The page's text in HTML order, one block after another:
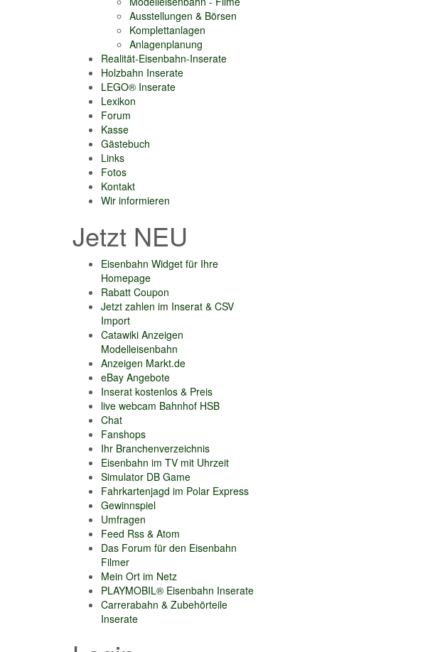
Ausstellungen & Börsen
Komplettanlagen
Anlagenplanung
Realität-Eisenbahn-Inserate
Holzbahn Inserate
LEGO® Inserate
Lexikon
Forum
Kasse
Gästebuch
Links
Fotos
Kontakt
Wir informieren
Jetzt NEU
Eisenbahn Widget für Ihre
Homepage
Rabatt Coupon
Jetzt zahlen im Inserat & CSV
Import
Catawiki Anzeigen
Modelleisenbahn
Anzeigen Markt.de
eBay Angebote
Inserat kostenlos & Preis
live webcam Bahnhof HSB
Chat
Fanshops
Ihr Branchenverzeichnis
Eisenbahn im TV mit Uhrzeit
Simulator DB Game
Fahrkartenjagd im Polar Express
Gewinnspiel
Umfragen
Feed Rss & Atom
Das Forum für den Eisenbahn
Filmer
Mein Ort im Netz
PLAYMOBIL® Eisenbahn Inserate
Carrerabahn & Zubehörteile
Inserate